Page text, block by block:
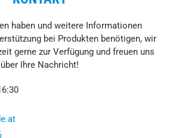
haben und weitere Informationen
bei Produkten benötigen, wir
gerne zur Verfügung und freuen uns
über Ihre Nachricht!